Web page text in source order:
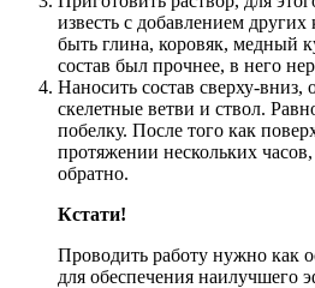
известь с добавлением
быть глина, коровяк, медный
состав был прочнее, в него
Наносить состав сверху-вниз,
скелетные ветви и ствол.
побелку. После того как
протяжении нескольких
обратно.
Кстати!
Проводить работу нужно как
для обеспечения наилучшего